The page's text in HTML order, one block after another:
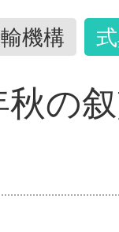
機構
の